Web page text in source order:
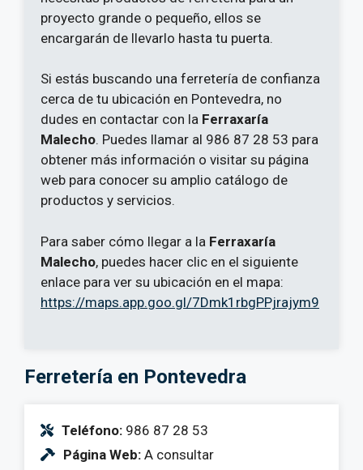
proyecto grande o pequeño, ellos se
encargarán de llevarlo hasta tu puerta.
Si estás buscando una ferretería de confianza
cerca de tu ubicación en Pontevedra, no
dudes en contactar con la Ferraxaría
Malecho. Puedes llamar al 986 87 28 53 para
obtener más información o visitar su página
web para conocer su amplio catálogo de
productos y servicios.
Para saber cómo llegar a la Ferraxaría
Malecho, puedes hacer clic en el siguiente
enlace para ver su ubicación en el mapa:
https://maps.app.goo.gl/7Dmk1rbgPPjrajym9
Ferretería en Pontevedra
Teléfono: 986 87 28 53
Página Web: A consultar